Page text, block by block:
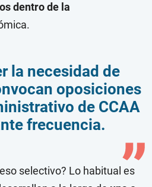
dentro de la
la necesidad de
oposiciones
de CCAA
frecuencia.
selectivo? Lo habitual es